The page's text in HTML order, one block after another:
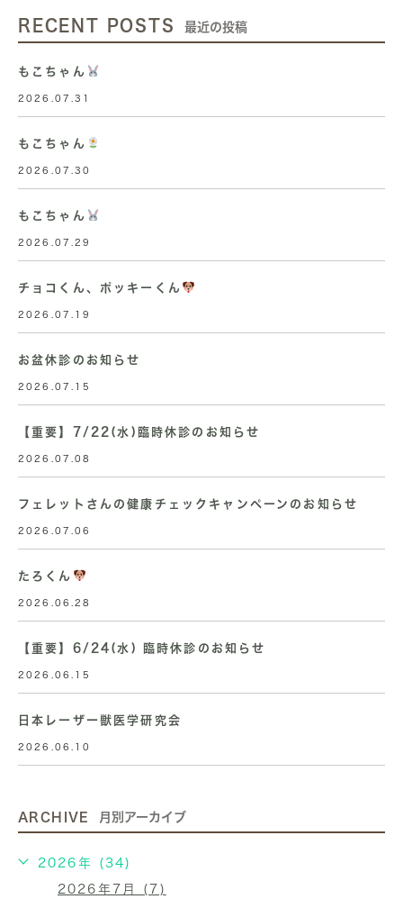
RECENT POSTS 最近の投稿
もこちゃん
2026.07.31
もこちゃん
2026.07.30
もこちゃん
2026.07.29
チョコくん、ポッキーくん
2026.07.19
お盆休診のお知らせ
2026.07.15
【重要】7/22(水)臨時休診のお知らせ
2026.07.08
フェレットさんの健康チェックキャンペーンのお知らせ
2026.07.06
たろくん
2026.06.28
【重要】6/24(水) 臨時休診のお知らせ
2026.06.15
日本レーザー獣医学研究会
2026.06.10
ARCHIVE 月別アーカイブ
2026年 (34)
2026年7月 (7)